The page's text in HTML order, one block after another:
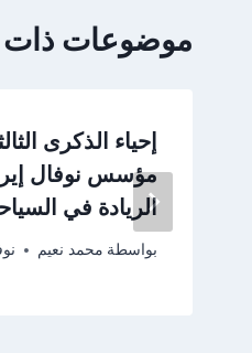
موضوعات
إحياء الذكرى
مؤسس نوفال إير:
الريادة في
بواسطة محمد نعيم